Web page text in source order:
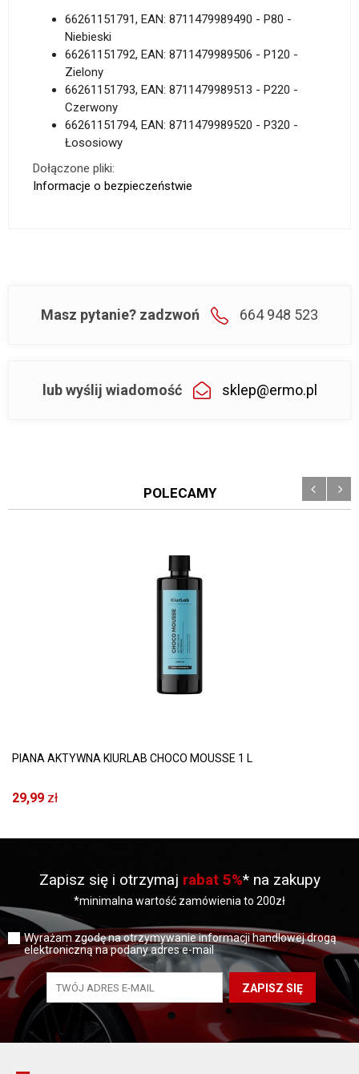
66261151791, EAN: 8711479989490 - P80 -
Niebieski
66261151792, EAN: 8711479989506 - P120 -
Zielony
66261151793, EAN: 8711479989513 - P220 -
Czerwony
66261151794, EAN: 8711479989520 - P320 -
Łososiowy
Dołączone pliki:
Informacje o bezpieczeństwie
Masz pytanie? zadzwoń 664 948 523
lub wyślij wiadomość sklep@ermo.pl
POLECAMY
PIANA AKTYWNA KIURLAB CHOCO MOUSSE 1 L
29,99 zł
Zapisz się i otrzymaj rabat 5%* na zakupy
*minimalna wartość zamówienia to 200zł
Wyrażam zgodę na otrzymywanie informacji handlowej drogą
elektroniczną na podany adres e-mail
ZAPISZ SIĘ